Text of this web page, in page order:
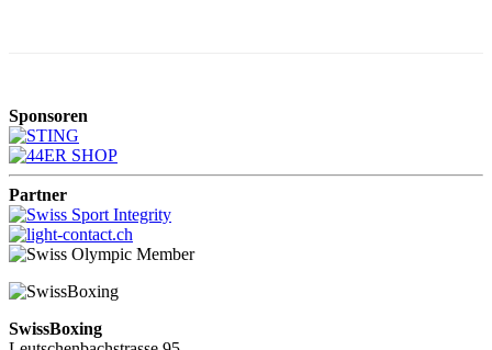
Sponsoren
Partner
SwissBoxing